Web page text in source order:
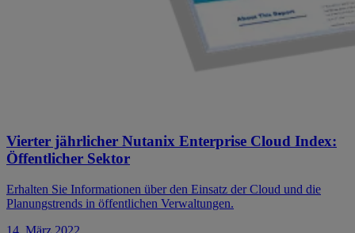
Vierter jährlicher Nutanix Enterprise Cloud Index:
Öffentlicher Sektor
Erhalten Sie Informationen über den Einsatz der Cloud und die
Planungstrends in öffentlichen Verwaltungen.
14. März 2022